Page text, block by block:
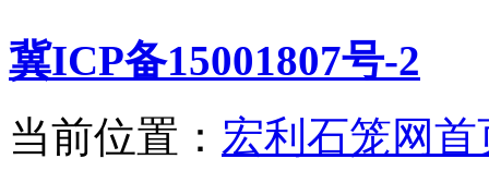
冀ICP备15001807号-2
当前位置： 宏利石笼网首